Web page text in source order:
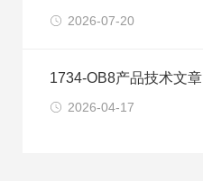
2026-07-20
1734-OB8产品技术文章
2026-04-17